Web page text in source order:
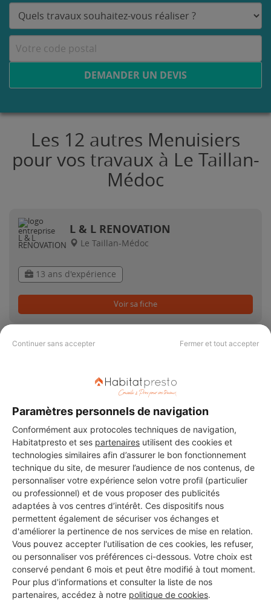
Continuer sans accepter Fermer et tout accepter
Paramètres personnels de navigation
Conformément aux protocoles techniques de navigation,
Habitatpresto et ses partenaires utilisent des cookies et
technologies similaires afin d’assurer le bon fonctionnement
technique du site, de mesurer l’audience de nos contenus, de
personnaliser votre expérience selon votre profil (particulier
ou professionnel) et de vous proposer des publicités
adaptées à vos centres d’intérêt. Ces dispositifs nous
permettent également de sécuriser vos échanges et
d'améliorer la pertinence de nos services de mise en relation.
Vous pouvez accepter l'utilisation de ces cookies, les refuser,
ou personnaliser vos préférences ci-dessous. Votre choix est
conservé pendant 6 mois et peut être modifié à tout moment.
Pour plus d'informations et consulter la liste de nos
partenaires, accédez à notre politique de cookies.
DEMANDER UN DEVIS
Les 12 autres Menuisiers
pour vos travaux à Le Taillan-
Médoc
L & L RENOVATION
Le Taillan-Médoc
13 ans d'expérience
Voir sa fiche
Le Taillan-Médoc
6 ans d'expérience
Voir sa fiche
MONSIEUR TOMAS VERGNAC
Le Taillan-Médoc
8 ans d'expérience
Voir sa fiche